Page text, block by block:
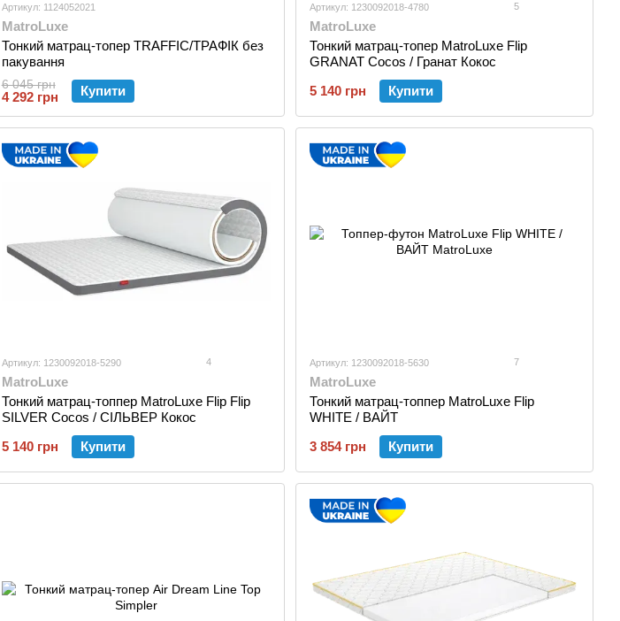
Артикул: 1124052021
MatroLuxe
Тонкий матрац-топер TRAFFIC/ТРАФІК без
пакування
6 045 грн
4 292 грн Купити
Артикул: 1230092018-4780 5
MatroLuxe
Тонкий матрац-топер MatroLuxe Flip
GRANAT Cocos / Гранат Кокос
5 140 грн
Купити
Артикул: 1230092018-5290 4
MatroLuxe
Тонкий матрац-топпер MatroLuxe Flip Flip
SILVER Cocos / СІЛЬВЕР Кокос
5 140 грн
Купити
Артикул: 1230092018-5630 7
MatroLuxe
Тонкий матрац-топпер MatroLuxe Flip
WHITE / ВАЙТ
3 854 грн
Купити